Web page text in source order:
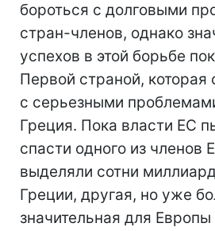
бороться с долговыми
стран-членов, однако
успехов в этой борьбе
Первой страной, которая
с серьезными
Греция. Пока власти ЕС
спасти одного из членов
выделяли сотни
Греции, другая, но уже
значительная для